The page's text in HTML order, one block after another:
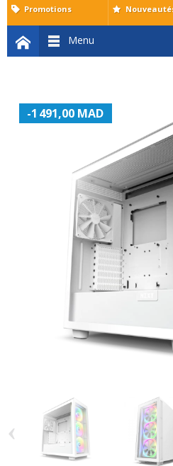
Menu
Promotions
-1 491,00 MAD
‹